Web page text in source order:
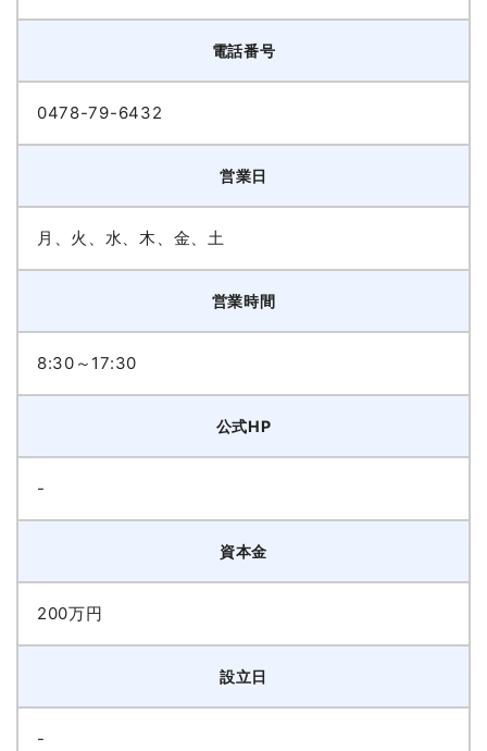
電話番号
0478-79-6432
営業日
月、火、水、木、金、土
営業時間
8:30～17:30
公式HP
-
資本金
200万円
設立日
-